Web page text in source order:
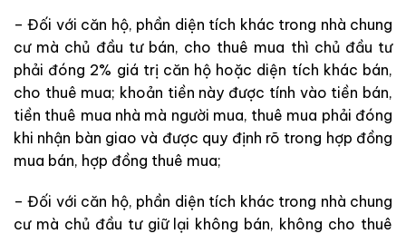
– Đối với căn hộ, phần diện tích khác trong nhà chung
cư mà chủ đầu tư bán, cho thuê mua thì chủ đầu tư
phải đóng 2% giá trị căn hộ hoặc diện tích khác bán,
cho thuê mua; khoản tiền này được tính vào tiền bán,
tiền thuê mua nhà mà người mua, thuê mua phải đóng
khi nhận bàn giao và được quy định rõ trong hợp đồng
mua bán, hợp đồng thuê mua;
– Đối với căn hộ, phần diện tích khác trong nhà chung
cư mà chủ đầu tư giữ lại không bán, không cho thuê